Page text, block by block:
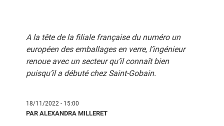
A la tête de la filiale française du numéro un
européen des emballages en verre, l’ingénieur
renoue avec un secteur qu’il connaît bien
puisqu’il a débuté chez Saint-Gobain.
18/11/2022 - 15:00
PAR ALEXANDRA MILLERET